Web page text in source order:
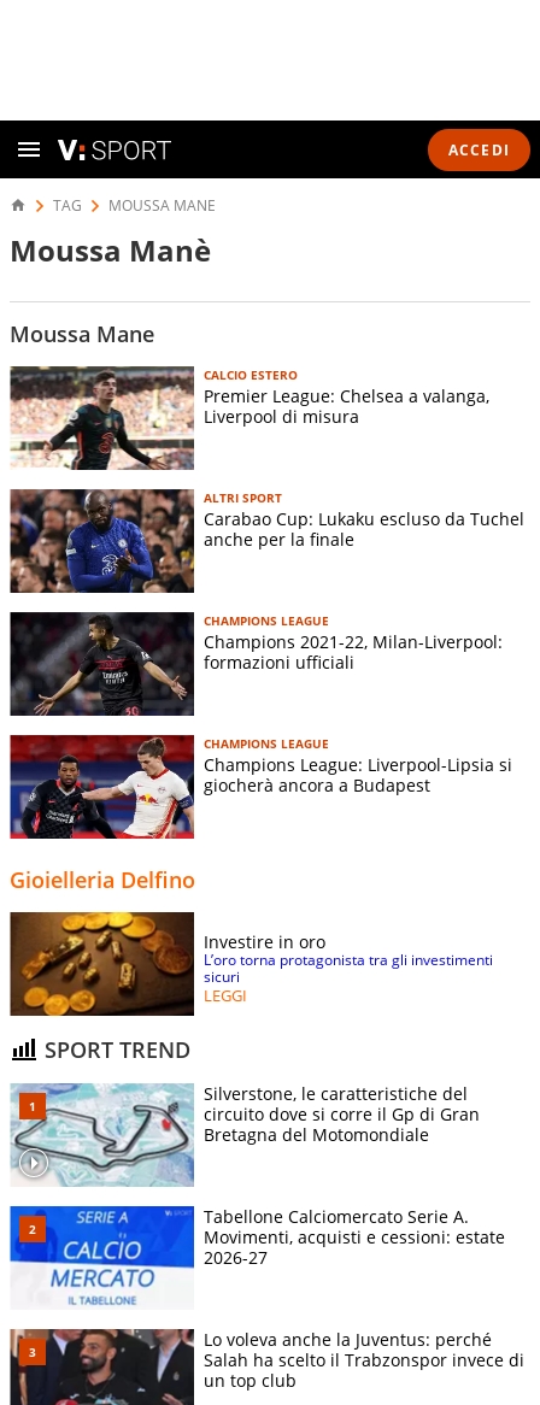
ACCEDI
TAG MOUSSA MANE
Moussa Manè
Moussa Mane
CALCIO ESTERO
Premier League: Chelsea a valanga,
Liverpool di misura
ALTRI SPORT
Carabao Cup: Lukaku escluso da Tuchel
anche per la finale
CHAMPIONS LEAGUE
Champions 2021-22, Milan-Liverpool:
formazioni ufficiali
CHAMPIONS LEAGUE
Champions League: Liverpool-Lipsia si
giocherà ancora a Budapest
Gioielleria Delfino
Investire in oro
L’oro torna protagonista tra gli investimenti
sicuri
LEGGI
SPORT TREND
Silverstone, le caratteristiche del
circuito dove si corre il Gp di Gran
Bretagna del Motomondiale
Tabellone Calciomercato Serie A.
Movimenti, acquisti e cessioni: estate
2026-27
Lo voleva anche la Juventus: perché
Salah ha scelto il Trabzonspor invece di
un top club